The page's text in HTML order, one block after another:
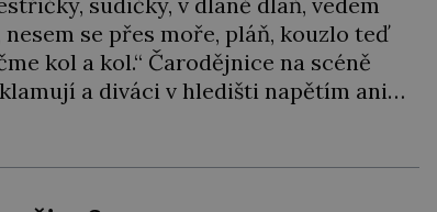
nesem se přes moře, pláň, kouzlo teď
kol a kol.“ Čarodějnice na scéně
a diváci v hledišti napětím ani
svou Tragédii o Macbethovi. Napsal
krále Jakuba I., jenž v roce 1603